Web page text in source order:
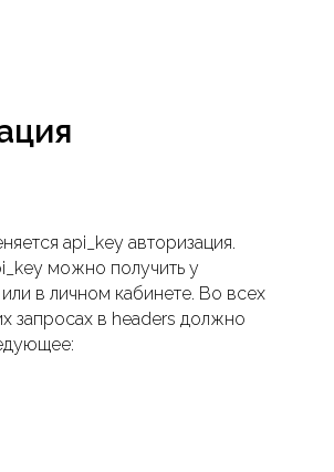
api_key авторизация.
можно получить у
в личном кабинете. Во всех
запросах в headers должно